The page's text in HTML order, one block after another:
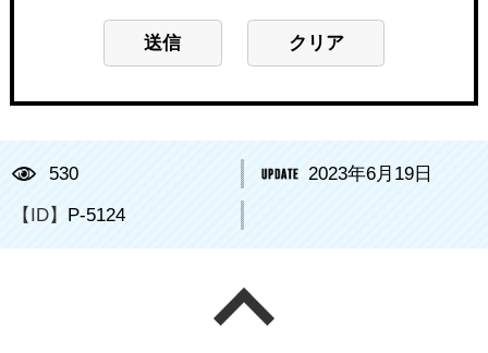
530 2023年6月19日
【ID】 P-5124